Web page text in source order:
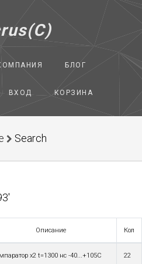
БЛОГ
ВХОД КОРЗИНА
Search
Описание Кол
х2 t=1300 нс -40...+105C 22